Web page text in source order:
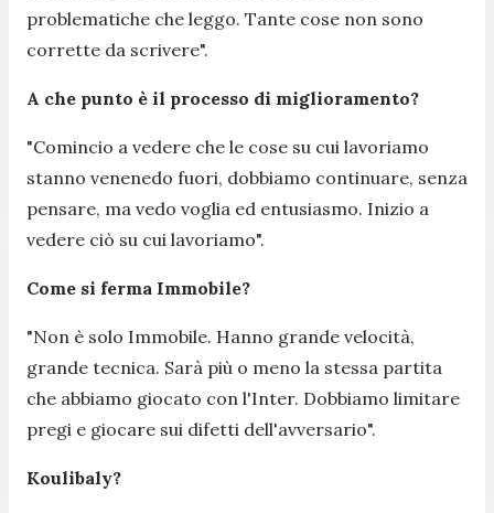
problematiche che leggo. Tante cose non sono
corrette da scrivere".
A che punto è il processo di miglioramento?
"Comincio a vedere che le cose su cui lavoriamo
stanno venenedo fuori, dobbiamo continuare, senza
pensare, ma vedo voglia ed entusiasmo. Inizio a
vedere ciò su cui lavoriamo".
Come si ferma Immobile?
"Non è solo Immobile. Hanno grande velocità,
grande tecnica. Sarà più o meno la stessa partita
che abbiamo giocato con l'Inter. Dobbiamo limitare
pregi e giocare sui difetti dell'avversario".
Koulibaly?